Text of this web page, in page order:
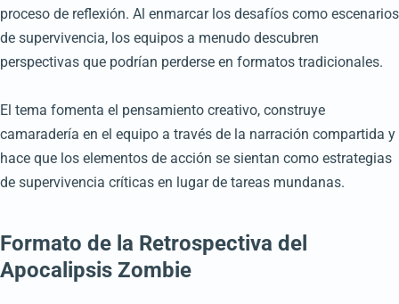
proceso de reflexión. Al enmarcar los desafíos como escenarios
de supervivencia, los equipos a menudo descubren
perspectivas que podrían perderse en formatos tradicionales.
El tema fomenta el pensamiento creativo, construye
camaradería en el equipo a través de la narración compartida y
hace que los elementos de acción se sientan como estrategias
de supervivencia críticas en lugar de tareas mundanas.
Formato de la Retrospectiva del
Apocalipsis Zombie